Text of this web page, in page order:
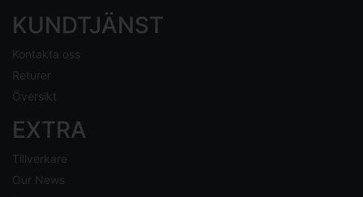
KUNDTJÄNST
Kontakta oss
Returer
Översikt
EXTRA
Tillverkare
Our News